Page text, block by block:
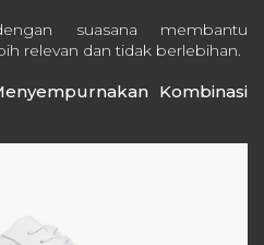
suasana membantu
relevan dan tidak berlebihan.
Kombinasi